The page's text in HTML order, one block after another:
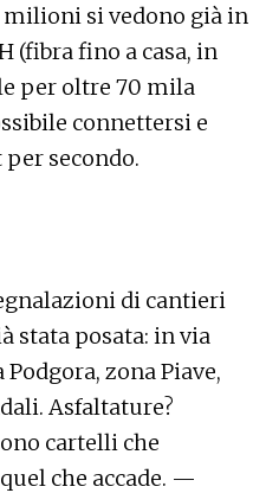
si vedono già in
(fibra fino a casa, in
per oltre 70 mila
connettersi e
secondo.
di cantieri
stata posata: in via
zona Piave,
Asfaltature?
cartelli che
che accade. —